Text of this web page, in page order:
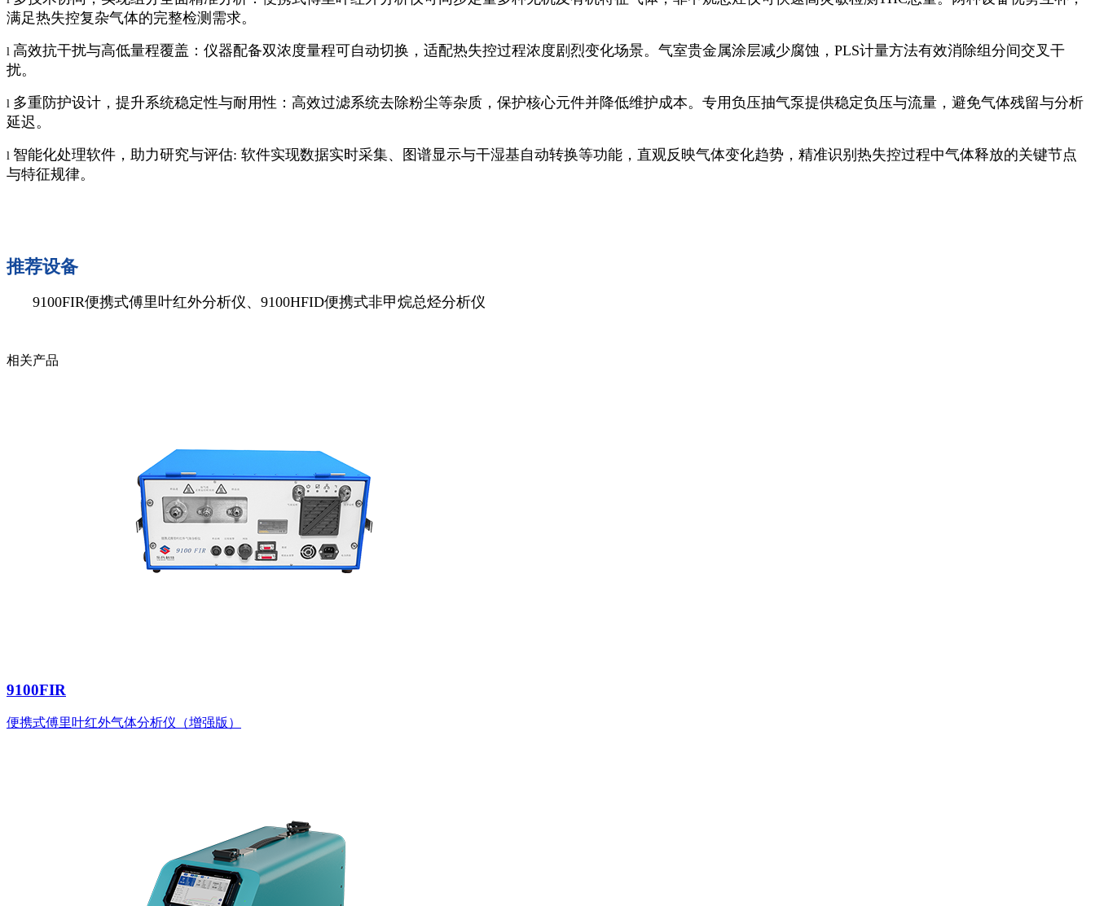
满足热失控复杂气体的完整检测需求。
l 高效抗干扰与高低量程覆盖：仪器配备双浓度量程可自动切换，适配热失控过程浓度剧烈变化场景。气室贵金属涂层减少腐蚀，PLS计量方法有效消除组分间交叉干
扰。
l 多重防护设计，提升系统稳定性与耐用性：高效过滤系统去除粉尘等杂质，保护核心元件并降低维护成本。专用负压抽气泵提供稳定负压与流量，避免气体残留与分析
延迟。
l 智能化处理软件，助力研究与评估: 软件实现数据实时采集、图谱显示与干湿基自动转换等功能，直观反映气体变化趋势，精准识别热失控过程中气体释放的关键节点
与特征规律。
推荐设备
9100FIR便携式傅里叶红外分析仪、9100HFID便携式非甲烷总烃分析仪
相关产品
9100FIR
便携式傅里叶红外气体分析仪（增强版）